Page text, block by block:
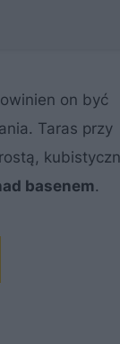
on być
Taras przy
basenem.